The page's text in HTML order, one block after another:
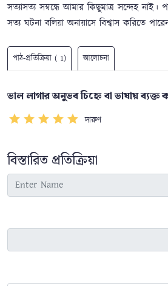
সত্যাসত্য সম্বন্ধে আমার কিছুমাত্র সন্দেহ
সত্য ঘটনা বলিয়া অনায়াসে বিশ্বাস করিতে
পাঠ-প্রতিক্রিয়া ( 1) আলোচনা
ভাল লাগার অনুভব চিহ্নে বা ভাষায়
দারুণ
বিস্তারিত প্রতিক্রিয়া